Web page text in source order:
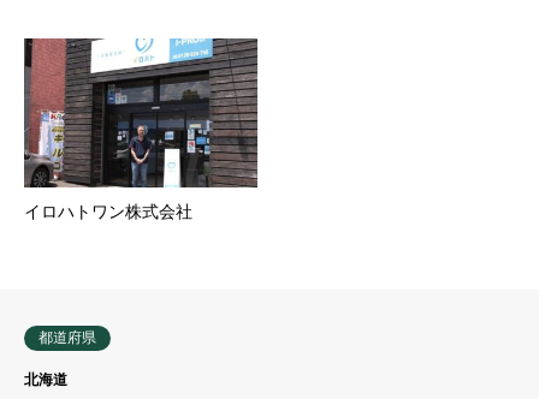
イロハトワン株式会社
都道府県
北海道